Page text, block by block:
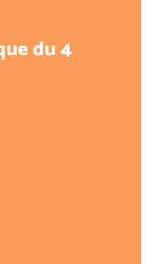
du 4